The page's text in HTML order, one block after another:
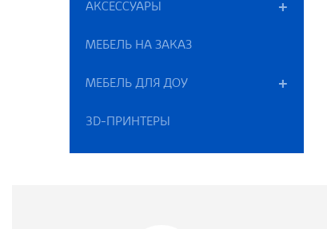
АКСЕССУАРЫ
МЕБЕЛЬ НА ЗАКАЗ
МЕБЕЛЬ ДЛЯ ДОУ
3D-ПРИНТЕРЫ